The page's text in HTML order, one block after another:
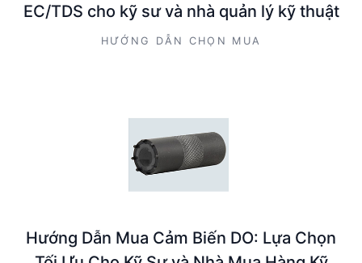
EC/TDS cho kỹ sư và nhà quản lý kỹ thuật
HƯỚNG DẪN CHỌN MUA
Hướng Dẫn Mua Cảm Biến DO: Lựa Chọn